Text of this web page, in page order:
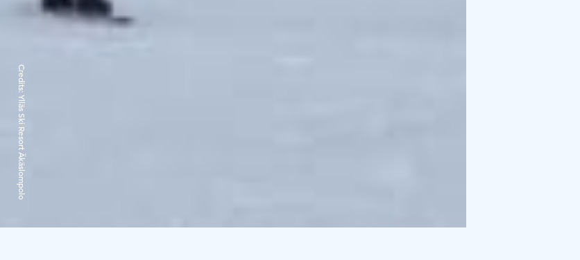
Credits:
Ylläs Ski Resort Äkäslompolo